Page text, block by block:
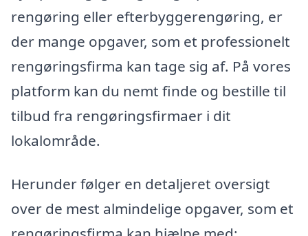
rengøring eller efterbyggerengøring, er
der mange opgaver, som et professionelt
rengøringsfirma kan tage sig af. På vores
platform kan du nemt finde og bestille til
tilbud fra rengøringsfirmaer i dit
lokalområde.
Herunder følger en detaljeret oversigt
over de mest almindelige opgaver, som et